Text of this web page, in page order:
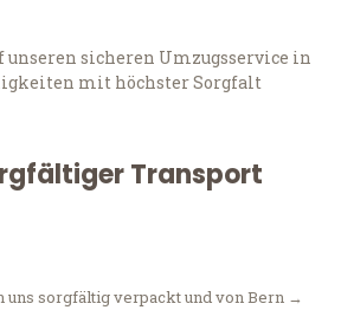
unseren sicheren Umzugsservice in
mit höchster Sorgfalt
Transport
sorgfältig verpackt und von Bern →